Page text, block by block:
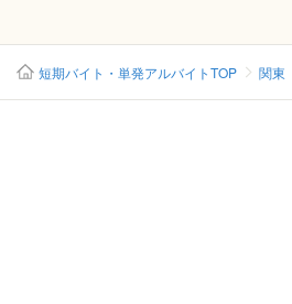
短期バイト・単発アルバイトTOP 関東